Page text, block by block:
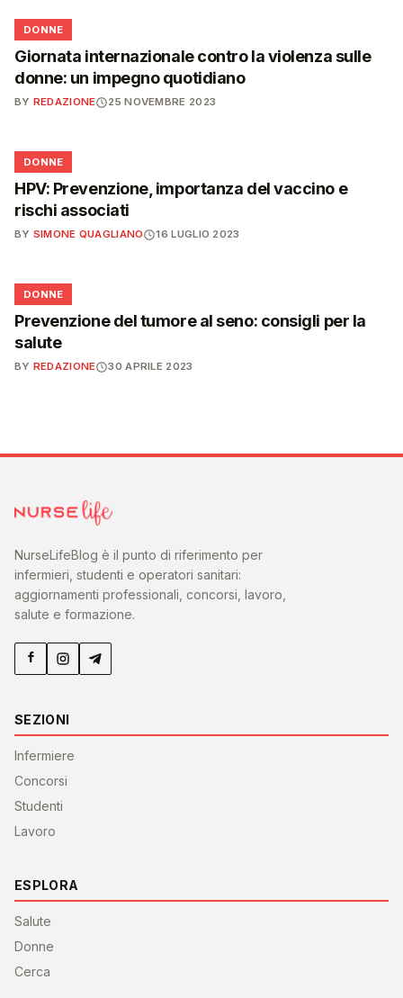
🌸
DONNE
Giornata internazionale contro la violenza sulle
donne: un impegno quotidiano
BY REDAZIONE 25 NOVEMBRE 2023
🌸
DONNE
HPV: Prevenzione, importanza del vaccino e
rischi associati
BY SIMONE QUAGLIANO 16 LUGLIO 2023
🌸
DONNE
Prevenzione del tumore al seno: consigli per la
salute
BY REDAZIONE 30 APRILE 2023
NurseLifeBlog è il punto di riferimento per
infermieri, studenti e operatori sanitari:
aggiornamenti professionali, concorsi, lavoro,
salute e formazione.
SEZIONI
Infermiere
Concorsi
Studenti
Lavoro
ESPLORA
Salute
Donne
Cerca